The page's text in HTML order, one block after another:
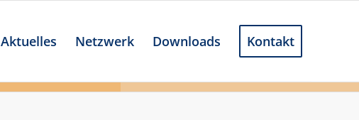
Aktuelles Netzwerk Downloads Kontakt